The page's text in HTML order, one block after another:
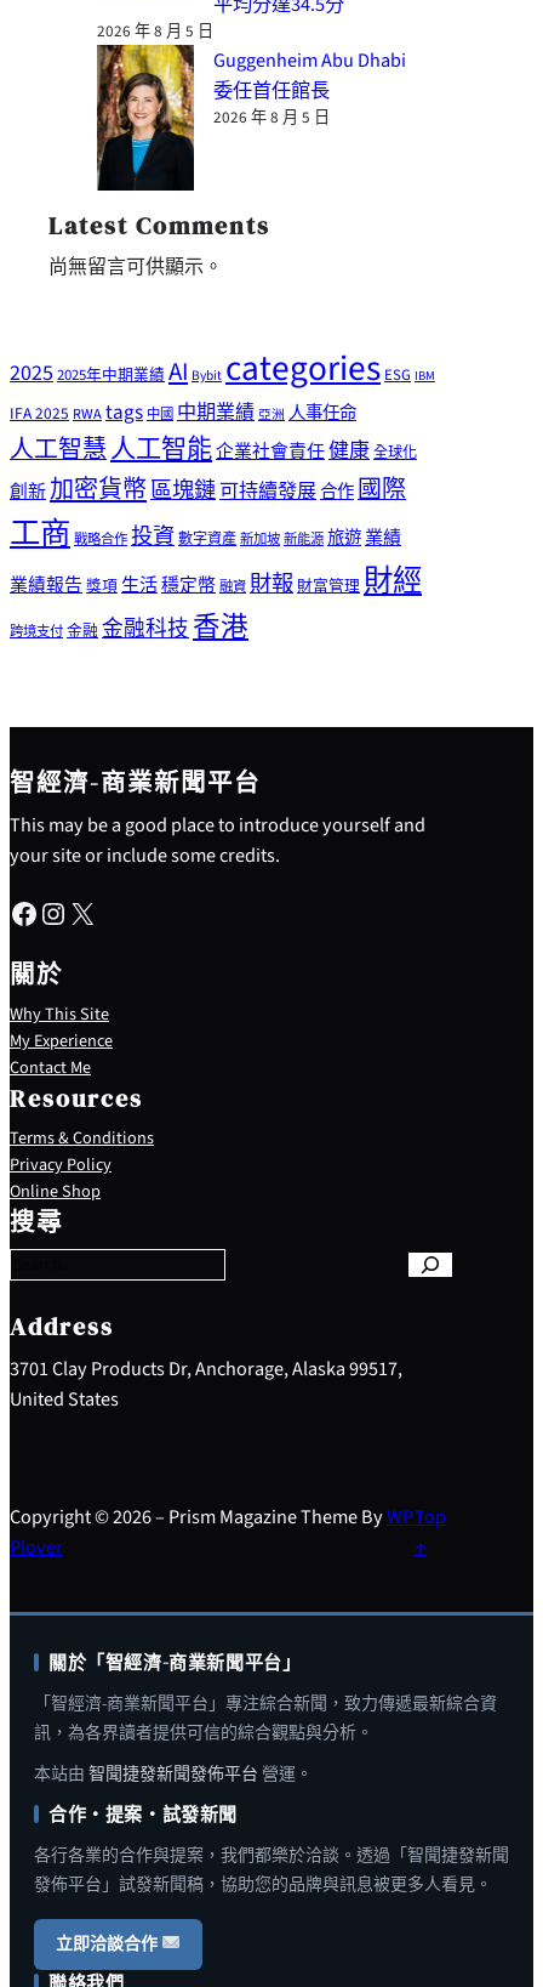
2026 年 8 月 5 日
Guggenheim Abu Dhabi
委任首任館長
2026 年 8 月 5 日
Latest Comments
尚無留言可供顯示。
20252025年中期業績AI Bybitcategories ESG IBM
IFA 2025 RWAtags 中國 中期業績 亞洲 人事任命
人工智慧人工智能企業社會責任健康全球化
創新加密貨幣區塊鏈可持續發展合作國際
工商 戰略合作投資數字資產新加坡新能源旅遊業績
業績報告 獎項生活穩定幣融資 財報 財富管理財經
跨境支付金融 金融科技香港
智經濟-商業新聞平台
This may be a good place to introduce yourself and
your site or include some credits.
Facebook Instagram X
關於
Why This Site
My Experience
Contact Me
Resources
Terms & Conditions
Privacy Policy
Online Shop
搜尋
S
e
a
c
h
Address
3701 Clay Products Dr, Anchorage, Alaska 99517,
United States
Copyright © 2026 – Prism Magazine Theme ByWP
Plover
Top
↑
關於「智經濟-商業新聞平台」
「智經濟-商業新聞平台」專注綜合新聞，致力傳遞最新綜合資
訊，為各界讀者提供可信的綜合觀點與分析。
本站由 智聞捷發新聞發佈平台 營運。
合作・提案・試發新聞
各行各業的合作與提案，我們都樂於洽談。透過「智聞捷發新聞
發佈平台」試發新聞稿，協助您的品牌與訊息被更多人看見。
立即洽談合作